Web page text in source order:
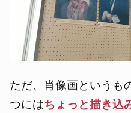
ただ、肖像画というも
つにはちょっと描き込